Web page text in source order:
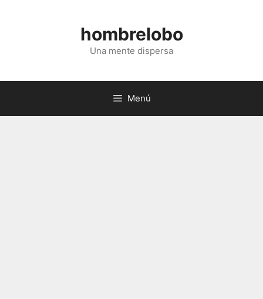
hombrelobo
Una mente dispersa
Menú